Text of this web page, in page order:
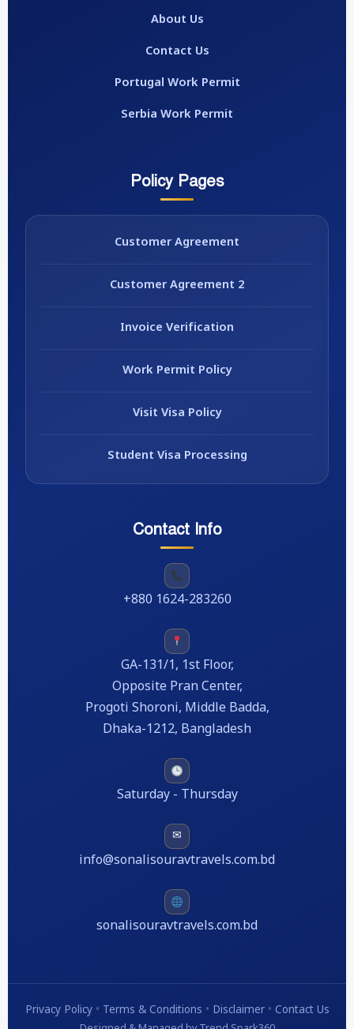
About Us
Contact Us
Portugal Work Permit
Serbia Work Permit
Policy Pages
Customer Agreement
Customer Agreement 2
Invoice Verification
Work Permit Policy
Visit Visa Policy
Student Visa Processing
Contact Info
+880 1624-283260
GA-131/1, 1st Floor,
Opposite Pran Center,
Progoti Shoroni, Middle Badda,
Dhaka-1212, Bangladesh
Saturday - Thursday
✉
info@sonalisouravtravels.com.bd
sonalisouravtravels.com.bd
Privacy Policy • Terms & Conditions • Disclaimer • Contact Us